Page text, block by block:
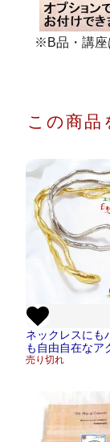
※B品・講座
この商品
ネックレスにも
も自由自在なア
ー エジプシャ
売り切れ